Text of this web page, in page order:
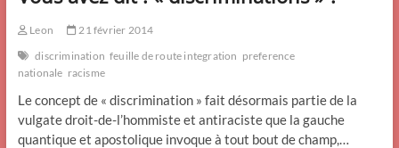
Leon
21 février 2014
discrimination feuille de route integration preference
nationale racisme
Le concept de « discrimination » fait désormais partie de la
vulgate droit-de-l’hommiste et antiraciste que la gauche
quantique et apostolique invoque à tout bout de champ,…